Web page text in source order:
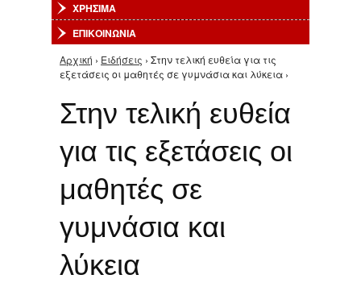
ΧΡΗΣΙΜΑ
ΕΠΙΚΟΙΝΩΝΙΑ
Είστε εδώ
Αρχική › Ειδήσεις › Στην τελική ευθεία για τις
εξετάσεις οι μαθητές σε γυμνάσια και λύκεια ›
Στην τελική ευθεία
για τις εξετάσεις οι
μαθητές σε
γυμνάσια και
λύκεια